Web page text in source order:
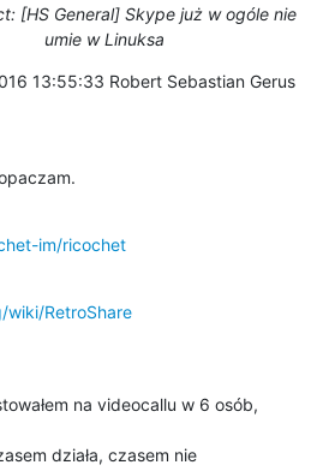
[HS General] Skype już w ogóle nie
umie w Linuksa
13:55:33 Robert Sebastian Gerus
im/ricochet
RetroShare
na videocallu w 6 osób,
działa, czasem nie